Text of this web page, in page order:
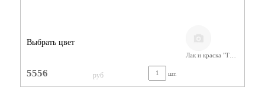
Выбрать цвет
Лак и краска "Тиккурила"
5556 руб шт.